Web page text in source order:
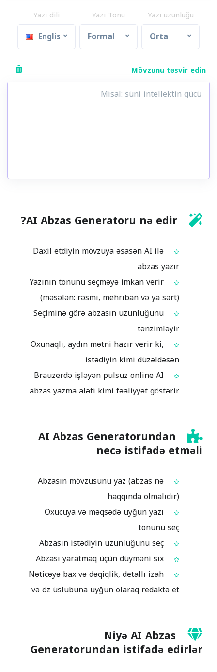
Yazı dili
English
Yazı Tonu
Formal
Yazı uzunluğu
Orta
Mövzunu təsvir edin
AI Abzas Generatoru nə edir?
Daxil etdiyin mövzuya əsasən AI ilə
abzas yazır
Yazının tonunu seçməyə imkan verir
(məsələn: rəsmi, mehriban və ya sərt)
Seçiminə görə abzasın uzunluğunu
tənzimləyir
Oxunaqlı, aydın mətni hazır verir ki,
istədiyin kimi düzəldəsən
Brauzerdə işləyən pulsuz online AI
abzas yazma aləti kimi fəaliyyət göstərir
AI Abzas Generatorundan
necə istifadə etməli
Abzasın mövzusunu yaz (abzas nə
haqqında olmalıdır)
Oxucuya və məqsədə uyğun yazı
tonunu seç
Nəticəyə bax və dəqiqlik, detallı izah
və öz üslubuna uyğun olaraq redaktə et
Niyə AI Abzas
Generatorundan istifadə edirlər